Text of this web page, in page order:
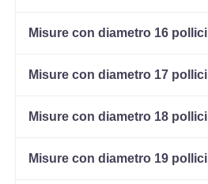
Misure con diametro 16 pollici
Misure con diametro 17 pollici
Misure con diametro 18 pollici
Misure con diametro 19 pollici